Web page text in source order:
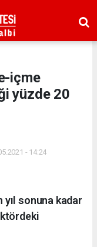
içme
yüzde 20
- 14:24
sonuna kadar